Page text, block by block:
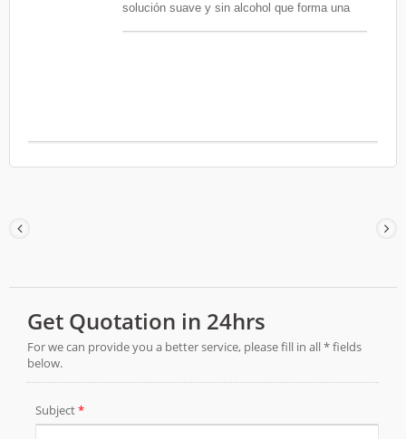
solución suave y sin alcohol que forma una
adhesivos médicos (MARSI). FSC / CE /